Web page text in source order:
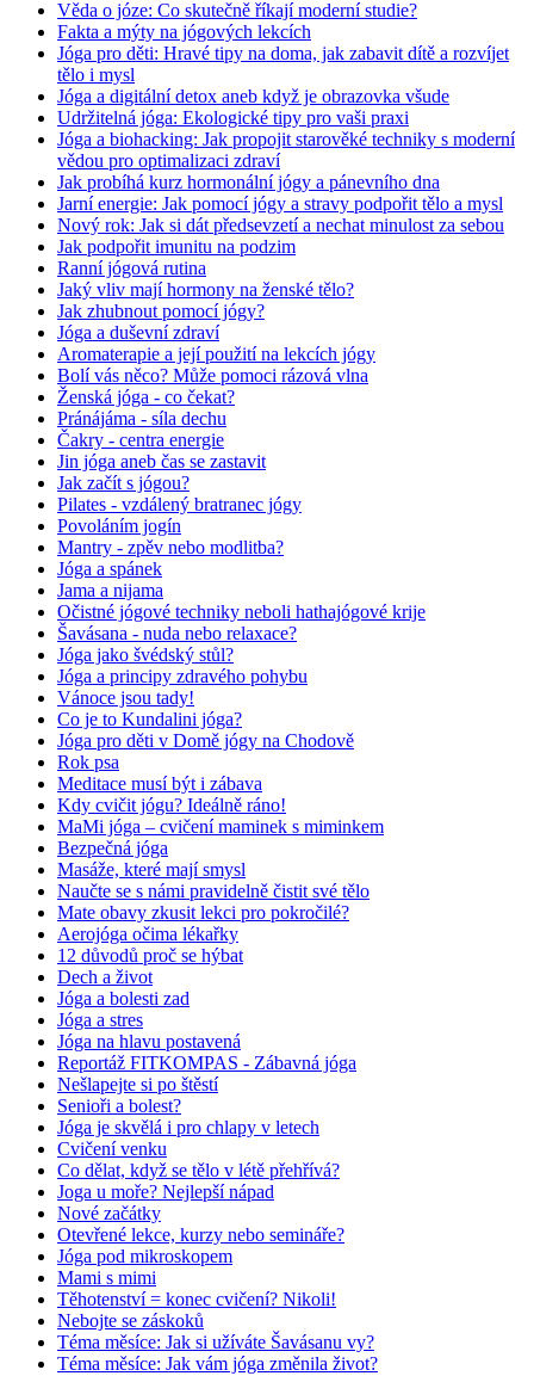
Věda o józe: Co skutečně říkají moderní studie?
Fakta a mýty na jógových lekcích
Jóga pro děti: Hravé tipy na doma, jak zabavit dítě a rozvíjet
tělo i mysl
Jóga a digitální detox aneb když je obrazovka všude
Udržitelná jóga: Ekologické tipy pro vaši praxi
Jóga a biohacking: Jak propojit starověké techniky s moderní
vědou pro optimalizaci zdraví
Jak probíhá kurz hormonální jógy a pánevního dna
Jarní energie: Jak pomocí jógy a stravy podpořit tělo a mysl
Nový rok: Jak si dát předsevzetí a nechat minulost za sebou
Jak podpořit imunitu na podzim
Ranní jógová rutina
Jaký vliv mají hormony na ženské tělo?
Jak zhubnout pomocí jógy?
Jóga a duševní zdraví
Aromaterapie a její použití na lekcích jógy
Bolí vás něco? Může pomoci rázová vlna
Ženská jóga - co čekat?
Pránájáma - síla dechu
Čakry - centra energie
Jin jóga aneb čas se zastavit
Jak začít s jógou?
Pilates - vzdálený bratranec jógy
Povoláním jogín
Mantry - zpěv nebo modlitba?
Jóga a spánek
Jama a nijama
Očistné jógové techniky neboli hathajógové krije
Šavásana - nuda nebo relaxace?
Jóga jako švédský stůl?
Jóga a principy zdravého pohybu
Vánoce jsou tady!
Co je to Kundalini jóga?
Jóga pro děti v Domě jógy na Chodově
Rok psa
Meditace musí být i zábava
Kdy cvičit jógu? Ideálně ráno!
MaMi jóga – cvičení maminek s miminkem
Bezpečná jóga
Masáže, které mají smysl
Naučte se s námi pravidelně čistit své tělo
Mate obavy zkusit lekci pro pokročilé?
Aerojóga očima lékařky
12 důvodů proč se hýbat
Dech a život
Jóga a bolesti zad
Jóga a stres
Jóga na hlavu postavená
Reportáž FITKOMPAS - Zábavná jóga
Nešlapejte si po štěstí
Senioři a bolest?
Jóga je skvělá i pro chlapy v letech
Cvičení venku
Co dělat, když se tělo v létě přehřívá?
Joga u moře? Nejlepší nápad
Nové začátky
Otevřené lekce, kurzy nebo semináře?
Jóga pod mikroskopem
Mami s mimi
Těhotenství = konec cvičení? Nikoli!
Nebojte se záskoků
Téma měsíce: Jak si užíváte Šavásanu vy?
Téma měsíce: Jak vám jóga změnila život?